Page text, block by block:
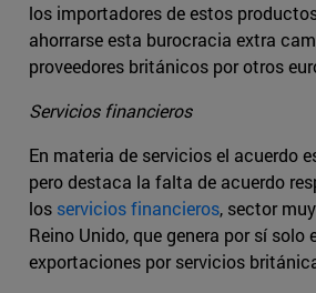
los importadores de estos
ahorrarse esta burocracia extra
proveedores británicos por otros
Servicios financieros
En materia de servicios el acuerdo
pero destaca la falta de acuerdo
los servicios financieros, sector
Reino Unido, que genera por sí solo
exportaciones por servicios